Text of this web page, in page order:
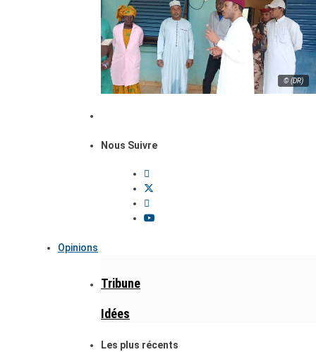
© (DR)
Nous Suivre
Opinions
Tribune
Idées
Les plus récents